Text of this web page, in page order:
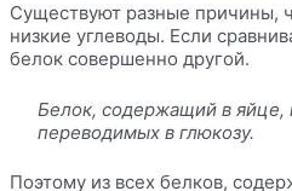
Существуют разные причины,
низкие углеводы. Если
белок совершенно другой.
Белок, содержащий в яйце,
переводимых в глюкозу.
Поэтому из всех белков,